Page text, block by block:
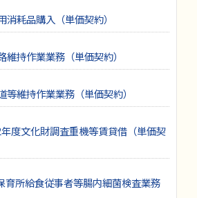
消耗品購入（単価契約）
維持作業業務（単価契約）
等維持作業業務（単価契約）
度文化財調査重機等賃貸借（単価契
育所給食従事者等腸内細菌検査業務